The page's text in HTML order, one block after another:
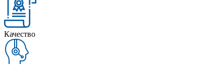
Качество